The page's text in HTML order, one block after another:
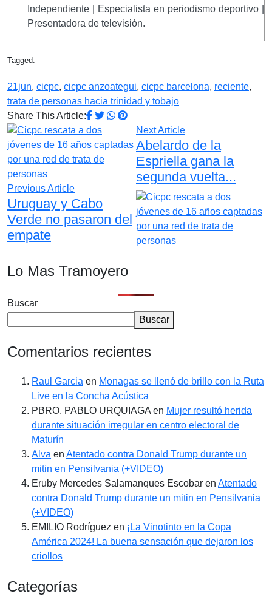
Independiente | Especialista en periodismo deportivo |
Presentadora de televisión.
Tagged:
21jun, cicpc, cicpc anzoategui, cicpc barcelona, reciente,
trata de personas hacia trinidad y tobajo
Share This Article:
Previous Article
Uruguay y Cabo
Verde no pasaron del
empate
Next Article
Abelardo de la
Espriella gana la
segunda vuelta...
Lo Mas Tramoyero
Buscar
Buscar
Comentarios recientes
Raul Garcia en Monagas se llenó de brillo con la Ruta
Live en la Concha Acústica
PBRO. PABLO URQUIAGAen Mujer resultó herida
durante situación irregular en centro electoral de
Maturín
Alva en Atentado contra Donald Trump durante un
mitin en Pensilvania (+VIDEO)
Eruby Mercedes Salamanques Escobar en Atentado
contra Donald Trump durante un mitin en Pensilvania
(+VIDEO)
EMILIO Rodríguez en ¡La Vinotinto en la Copa
América 2024! La buena sensación que dejaron los
criollos
Categorías